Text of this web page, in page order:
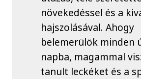
növekedéssel és a
hajszolásával. Ahogy
belemerülök minden
napba, magammal
tanult leckéket és a